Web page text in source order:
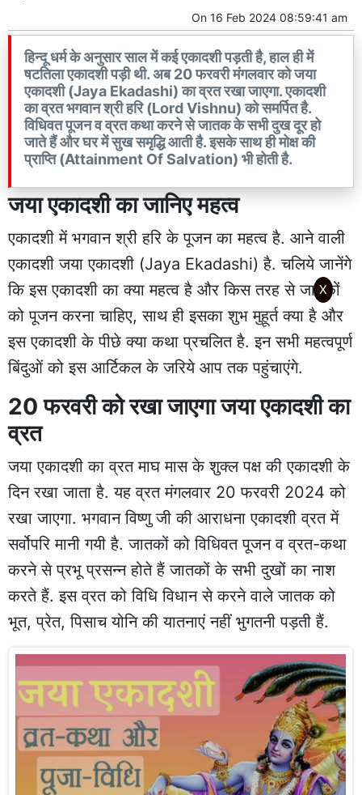
On 16 Feb 2024 08:59:41 am
हिन्दू धर्म के अनुसार साल में कई एकादशी पड़ती है, हाल ही में
षटतिला एकादशी पड़ी थी. अब 20 फरवरी मंगलवार को जया
एकादशी (Jaya Ekadashi) का व्रत रखा जाएगा. एकादशी
का व्रत भगवान श्री हरि (Lord Vishnu) को समर्पित है.
विधिवत पूजन व व्रत कथा करने से जातक के सभी दुख दूर हो
जाते हैं और घर में सुख समृद्धि आती है. इसके साथ ही मोक्ष की
प्राप्ति (Attainment Of Salvation) भी होती है.
जया एकादशी का जानिए महत्व
एकादशी में भगवान श्री हरि के पूजन का महत्व है. आने वाली
एकादशी जया एकादशी (Jaya Ekadashi) है. चलिये जानेंगे
कि इस एकादशी का क्या महत्व है और किस तरह से जातकों
को पूजन करना चाहिए, साथ ही इसका शुभ मुहूर्त क्या है और
इस एकादशी के पीछे क्या कथा प्रचलित है. इन सभी महत्वपूर्ण
बिंदुओं को इस आर्टिकल के जरिये आप तक पहुंचाएंगे.
20 फरवरी को रखा जाएगा जया एकादशी का
व्रत
जया एकादशी का व्रत माघ मास के शुक्ल पक्ष की एकादशी के
दिन रखा जाता है. यह व्रत मंगलवार 20 फरवरी 2024 को
रखा जाएगा. भगवान विष्णु जी की आराधना एकादशी व्रत में
सर्वोपरि मानी गयी है. जातकों को विधिवत पूजन व व्रत-कथा
करने से प्रभू प्रसन्न होते हैं जातकों के सभी दुखों का नाश
करते हैं. इस व्रत को विधि विधान से करने वाले जातक को
भूत, प्रेत, पिसाच योनि की यातनाएं नहीं भुगतनी पड़ती हैं.
X